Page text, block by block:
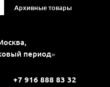
Архивные товары
период»
+7 916 888 83 32